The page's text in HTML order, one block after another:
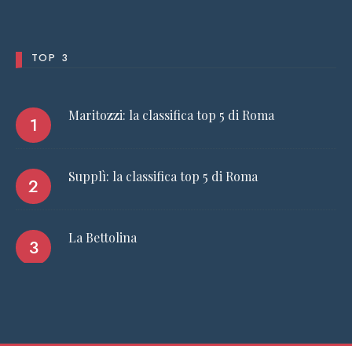
TOP 3
Maritozzi: la classifica top 5 di Roma
Supplì: la classifica top 5 di Roma
La Bettolina